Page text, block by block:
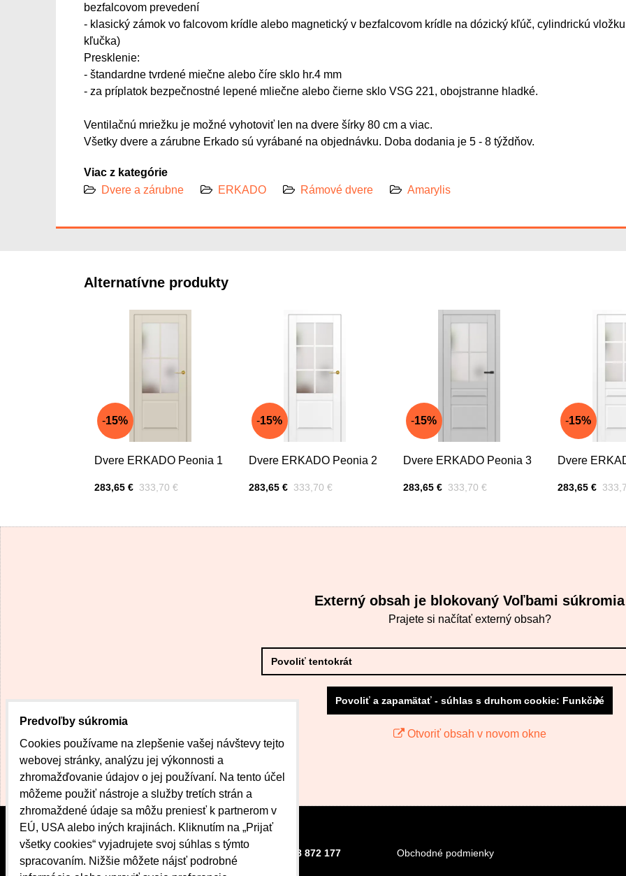
bezfalcovom prevedení
- klasický zámok vo falcovom krídle alebo magnetický v bezfalcovom krídle na dózický kľúč, cylindrickú
kľučka)
Presklenie:
- štandardne tvrdené miečne alebo číre sklo hr.4 mm
- za príplatok bezpečnostné lepené mliečne alebo čierne sklo VSG 221, obojstranne hladké.
Ventilačnú mriežku je možné vyhotoviť len na dvere šírky 80 cm a viac.
Všetky dvere a zárubne Erkado sú vyrábané na objednávku. Doba dodania je 5 - 8 týždňov.
Viac z kategórie
Dvere a zárubne
ERKADO Rámové dvere Amarylis
Alternatívne produkty
Dvere ERKADO Peonia 1
Cena s DPH
283,65 € Pred zľavou:
333,70 €
15%
Dvere ERKADO Peonia 2
Cena s DPH
283,65 € Pred zľavou:
333,70 €
15%
Dvere ERKADO Peonia 3
Cena s DPH
283,65 € Pred zľavou:
333,70 €
15%
Dvere
Cena s DPH
283,65 € Pred
15%
Externý obsah je blokovaný Voľbami súkromia
Prajete si načítať externý obsah?
Povoliť tentokrát
Povoliť a zapamätať - súhlas s druhom cookie: Funkčné
Otvoriť obsah v novom okne
CENTRUM DOBRÉHO
BÝVANIA
+421 908 872 177 Obchodné podmienky
Predvoľby súkromia
Cookies používame na zlepšenie vašej návštevy tejto
webovej stránky, analýzu jej výkonnosti a
zhromažďovanie údajov o jej používaní. Na tento účel
môžeme použiť nástroje a služby tretích strán a
zhromaždené údaje sa môžu preniesť k partnerom v
EÚ, USA alebo iných krajinách. Kliknutím na „Prijať
všetky cookies“ vyjadrujete svoj súhlas s týmto
spracovaním. Nižšie môžete nájsť podrobné